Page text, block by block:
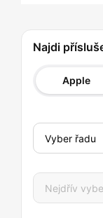
Najdi
Apple